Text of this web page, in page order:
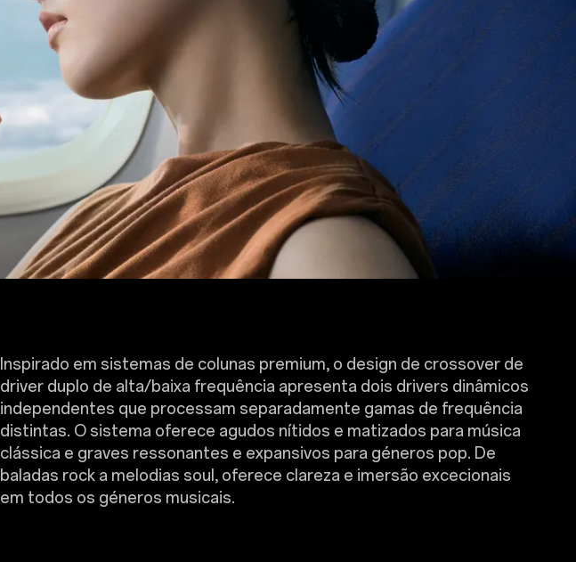
Inspirado em sistemas de colunas premium, o design de crossover de
driver duplo de alta/baixa frequência apresenta dois drivers dinâmicos
independentes que processam separadamente gamas de frequência
distintas. O sistema oferece agudos nítidos e matizados para música
clássica e graves ressonantes e expansivos para géneros pop. De
baladas rock a melodias soul, oferece clareza e imersão excecionais
em todos os géneros musicais.